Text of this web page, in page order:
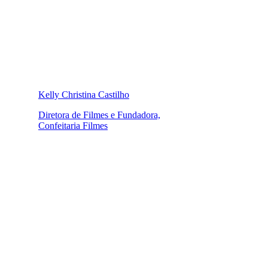
Kelly Christina Castilho
Diretora de Filmes e Fundadora,
Confeitaria Filmes